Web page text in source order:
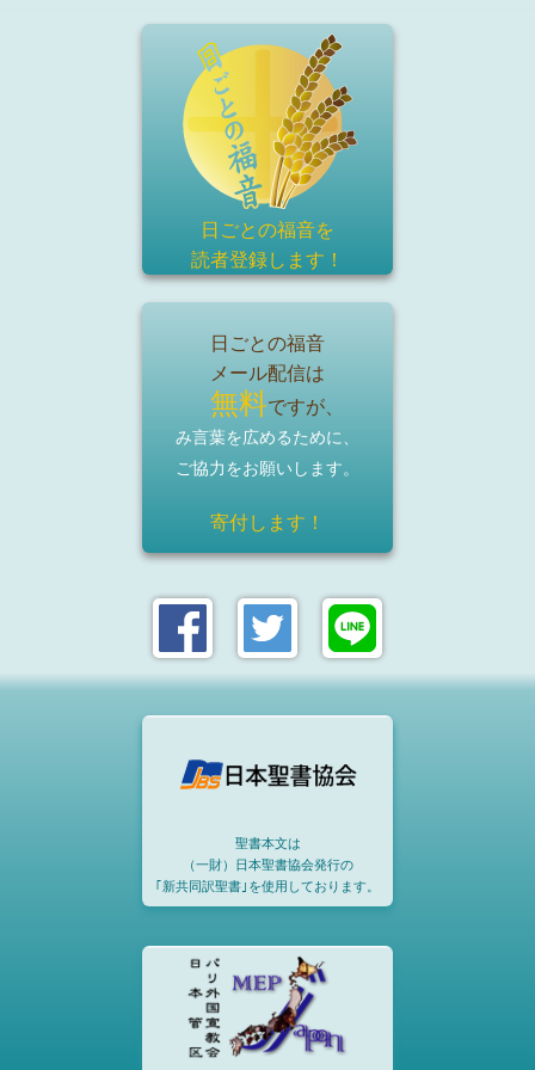
日ごとの福音を
読者登録します！
日ごとの福音
メール配信は
無料ですが、
み言葉を広めるために、
ご協力をお願いします。
寄付します！
聖書本文は
（一財）日本聖書協会発行の
｢新共同訳聖書｣を使用しております。